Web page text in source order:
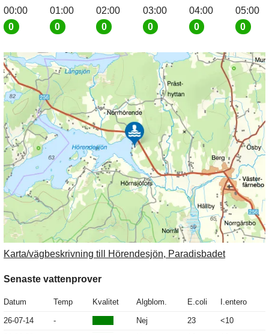
00:00
0
01:00
0
02:00
0
03:00
0
04:00
0
05:00
0
Karta/vägbeskrivning till Hörendesjön, Paradisbadet
Senaste vattenprover
Datum Temp Kvalitet Algblom. E.coli I.entero
26-07-14 - Nej 23 <10